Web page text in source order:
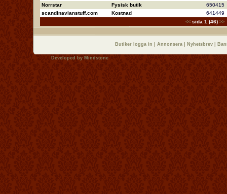
Norrstar
Fysisk butik
650415
scandinavianstuff.com
Kostnad 641449
<< sida 1 (46) >>
Butiker logga in Annonsera Nyhetsbrev
Developed by Mindstone